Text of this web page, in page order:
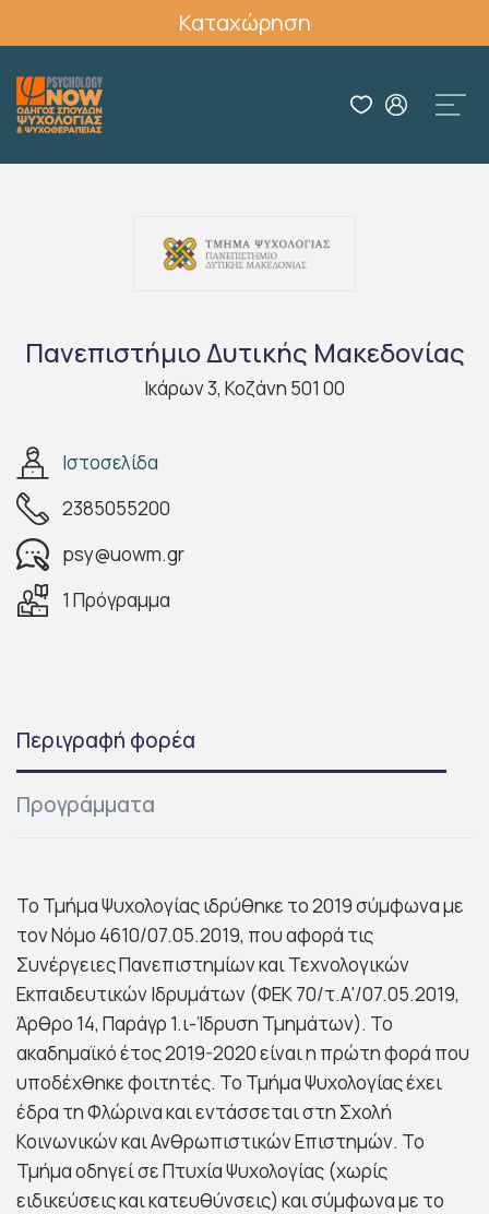
Καταχώρηση
Πανεπιστήμιο Δυτικής Μακεδονίας
Ικάρων 3, Κοζάνη 501 00
Ιστοσελίδα
2385055200
psy@uowm.gr
1 Πρόγραμμα
Περιγραφή φορέα
Προγράμματα
Το Τμήμα Ψυχολογίας ιδρύθηκε το 2019 σύμφωνα με
τον Νόμο 4610/07.05.2019, που αφορά τις
Συνέργειες Πανεπιστημίων και Τεχνολογικών
Εκπαιδευτικών Ιδρυμάτων (ΦΕΚ 70/τ.Α'/07.05.2019,
Άρθρο 14, Παράγρ 1.ι-Ίδρυση Τμημάτων). Το
ακαδημαϊκό έτος 2019-2020 είναι η πρώτη φορά που
υποδέχθηκε φοιτητές. Το Τμήμα Ψυχολογίας έχει
έδρα τη Φλώρινα και εντάσσεται στη Σχολή
Κοινωνικών και Ανθρωπιστικών Επιστημών. Το
Τμήμα οδηγεί σε Πτυχία Ψυχολογίας (χωρίς
ειδικεύσεις και κατευθύνσεις) και σύμφωνα με το